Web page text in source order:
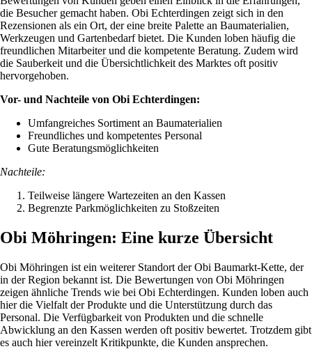
die Besucher gemacht haben. Obi Echterdingen zeigt sich in den
Rezensionen als ein Ort, der eine breite Palette an Baumaterialien,
Werkzeugen und Gartenbedarf bietet. Die Kunden loben häufig die
freundlichen Mitarbeiter und die kompetente Beratung. Zudem wird
die Sauberkeit und die Übersichtlichkeit des Marktes oft positiv
hervorgehoben.
Vor- und Nachteile von Obi Echterdingen:
Umfangreiches Sortiment an Baumaterialien
Freundliches und kompetentes Personal
Gute Beratungsmöglichkeiten
Nachteile:
Teilweise längere Wartezeiten an den Kassen
Begrenzte Parkmöglichkeiten zu Stoßzeiten
Obi Möhringen: Eine kurze Übersicht
Obi Möhringen ist ein weiterer Standort der Obi Baumarkt-Kette, der
in der Region bekannt ist. Die Bewertungen von Obi Möhringen
zeigen ähnliche Trends wie bei Obi Echterdingen. Kunden loben auch
hier die Vielfalt der Produkte und die Unterstützung durch das
Personal. Die Verfügbarkeit von Produkten und die schnelle
Abwicklung an den Kassen werden oft positiv bewertet. Trotzdem gibt
es auch hier vereinzelt Kritikpunkte, die Kunden ansprechen.